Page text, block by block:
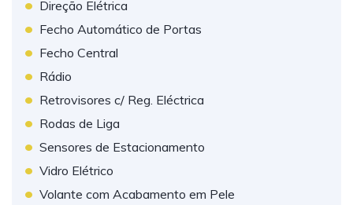
Direção Elétrica
• Fecho Automático de Portas
• Fecho Central
• Rádio
• Retrovisores c/ Reg. Eléctrica
• Rodas de Liga
• Sensores de Estacionamento
• Vidro Elétrico
• Volante com Acabamento em Pele